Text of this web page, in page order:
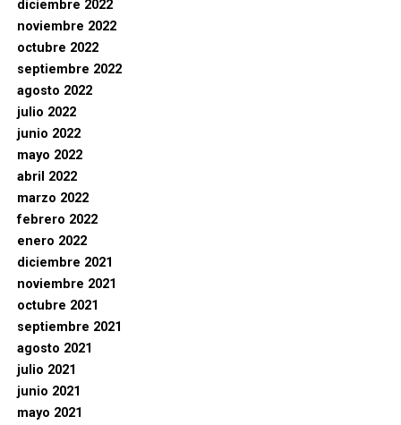
diciembre 2022
noviembre 2022
octubre 2022
septiembre 2022
agosto 2022
julio 2022
junio 2022
mayo 2022
abril 2022
marzo 2022
febrero 2022
enero 2022
diciembre 2021
noviembre 2021
octubre 2021
septiembre 2021
agosto 2021
julio 2021
junio 2021
mayo 2021